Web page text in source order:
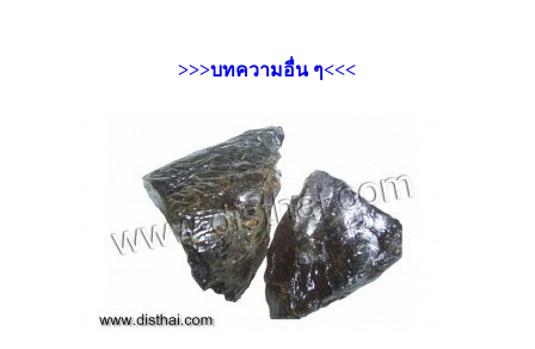
>>>บทความอื่น ๆ<<<